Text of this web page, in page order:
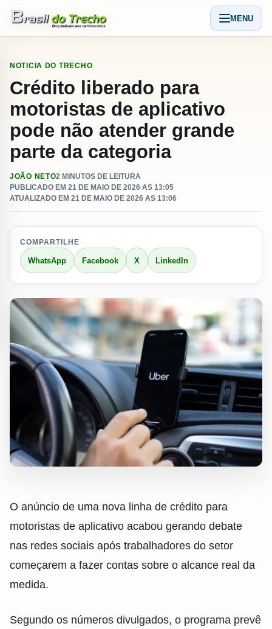
Abrir
MENU
NOTICIA DO TRECHO
Crédito liberado para
motoristas de aplicativo
pode não atender grande
parte da categoria
JOÃO NETO2 MINUTOS DE LEITURA
PUBLICADO EM 21 DE MAIO DE 2026 AS 13:05
ATUALIZADO EM 21 DE MAIO DE 2026 AS 13:06
COMPARTILHE
WhatsApp Facebook X LinkedIn
O anúncio de uma nova linha de crédito para
motoristas de aplicativo acabou gerando debate
nas redes sociais após trabalhadores do setor
começarem a fazer contas sobre o alcance real da
medida.
Segundo os números divulgados, o programa prevê